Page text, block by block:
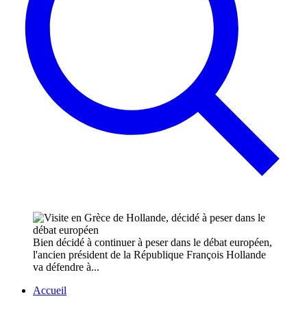
Bien décidé à continuer à peser dans le débat européen,
l'ancien président de la République François Hollande
va défendre à...
Accueil